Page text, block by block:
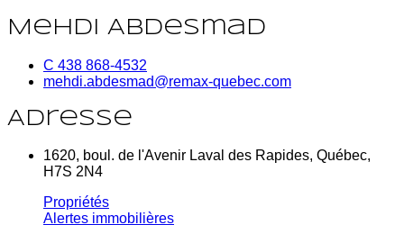
Mehdi Abdesmad
C 438 868-4532
mehdi.abdesmad@remax-quebec.com
Adresse
1620, boul. de l'Avenir Laval des Rapides, Québec,
H7S 2N4
Propriétés
Alertes immobilières